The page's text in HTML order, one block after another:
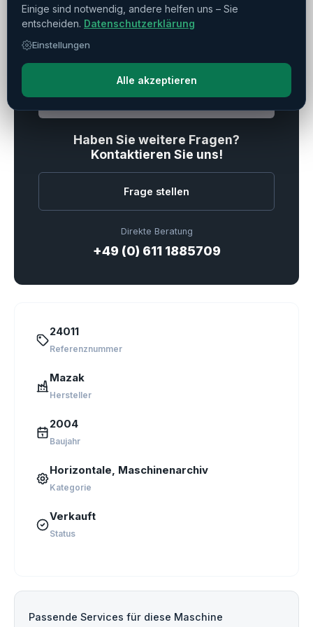
Drucken Teilen
Verkauft
Haben Sie weitere Fragen?
Kontaktieren Sie uns!
Frage stellen
Direkte Beratung
+49 (0) 611 1885709
24011
Referenznummer
Mazak
Hersteller
2004
Baujahr
Horizontale, Maschinenarchiv
Kategorie
Verkauft
Status
Passende Services für diese Maschine
Einige sind notwendig, andere helfen uns – Sie
entscheiden. Datenschutzerklärung
Einstellungen
Alle akzeptieren